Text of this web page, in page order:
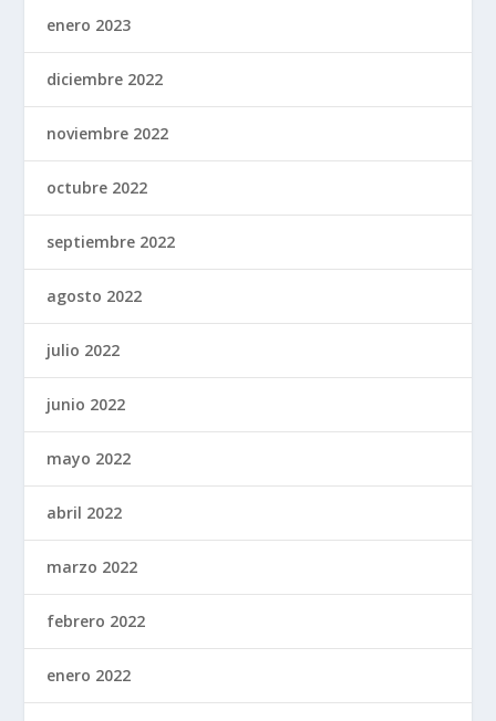
enero 2023
diciembre 2022
noviembre 2022
octubre 2022
septiembre 2022
agosto 2022
julio 2022
junio 2022
mayo 2022
abril 2022
marzo 2022
febrero 2022
enero 2022